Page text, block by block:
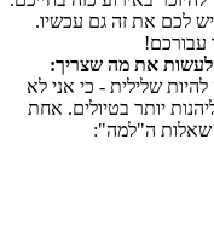
לכם את זה גם עכשיו.
עבורכם!
לעשות את מה שצריך:
שלילית - כי אני לא
יותר בטיולים. אחת